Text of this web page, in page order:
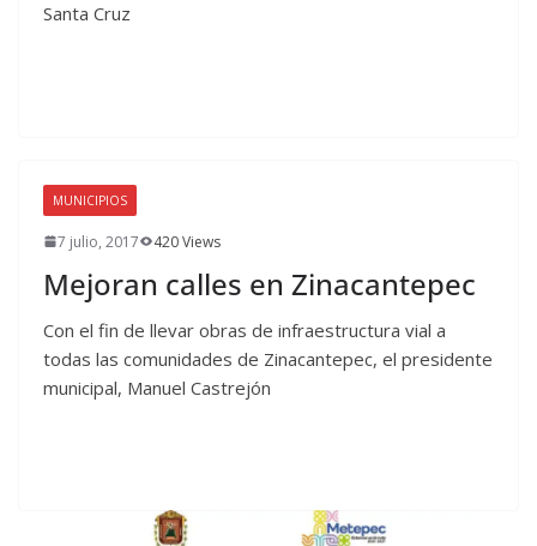
Santa Cruz
MUNICIPIOS
7 julio, 2017 420 Views
Mejoran calles en Zinacantepec
Con el fin de llevar obras de infraestructura vial a
todas las comunidades de Zinacantepec, el presidente
municipal, Manuel Castrejón